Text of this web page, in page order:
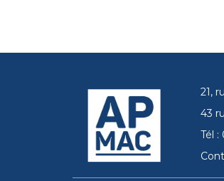
21,
43
Tél :